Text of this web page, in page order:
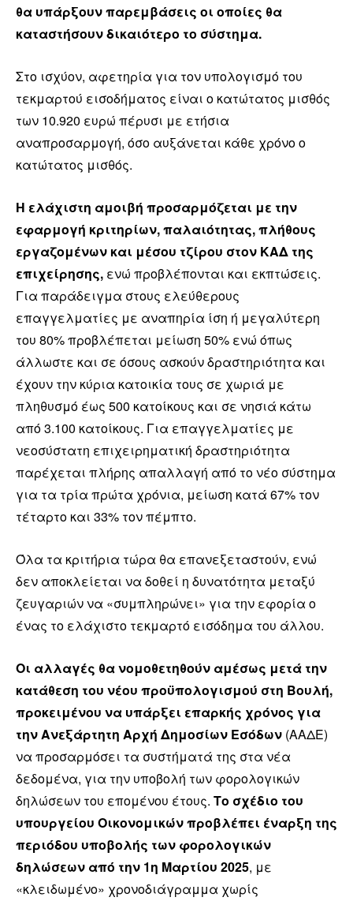
θα υπάρξουν παρεμβάσεις οι οποίες θα
καταστήσουν δικαιότερο το σύστημα.
Στο ισχύον, αφετηρία για τον υπολογισμό του
τεκμαρτού εισοδήματος είναι ο κατώτατος μισθός
των 10.920 ευρώ πέρυσι με ετήσια
αναπροσαρμογή, όσο αυξάνεται κάθε χρόνο ο
κατώτατος μισθός.
Η ελάχιστη αμοιβή προσαρμόζεται με την
εφαρμογή κριτηρίων, παλαιότητας, πλήθους
εργαζομένων και μέσου τζίρου στον ΚΑΔ της
επιχείρησης, ενώ προβλέπονται και εκπτώσεις.
Για παράδειγμα στους ελεύθερους
επαγγελματίες με αναπηρία ίση ή μεγαλύτερη
του 80% προβλέπεται μείωση 50% ενώ όπως
άλλωστε και σε όσους ασκούν δραστηριότητα και
έχουν την κύρια κατοικία τους σε χωριά με
πληθυσμό έως 500 κατοίκους και σε νησιά κάτω
από 3.100 κατοίκους. Για επαγγελματίες με
νεοσύστατη επιχειρηματική δραστηριότητα
παρέχεται πλήρης απαλλαγή από το νέο σύστημα
για τα τρία πρώτα χρόνια, μείωση κατά 67% τον
τέταρτο και 33% τον πέμπτο.
Όλα τα κριτήρια τώρα θα επανεξεταστούν, ενώ
δεν αποκλείεται να δοθεί η δυνατότητα μεταξύ
ζευγαριών να «συμπληρώνει» για την εφορία ο
ένας το ελάχιστο τεκμαρτό εισόδημα του άλλου.
Οι αλλαγές θα νομοθετηθούν αμέσως μετά την
κατάθεση του νέου προϋπολογισμού στη Βουλή,
προκειμένου να υπάρξει επαρκής χρόνος για
την Ανεξάρτητη Αρχή Δημοσίων Εσόδων (ΑΑΔΕ)
να προσαρμόσει τα συστήματά της στα νέα
δεδομένα, για την υποβολή των φορολογικών
δηλώσεων του επομένου έτους. Το σχέδιο του
υπουργείου Οικονομικών προβλέπει έναρξη της
περιόδου υποβολής των φορολογικών
δηλώσεων από την 1η Μαρτίου 2025, με
«κλειδωμένο» χρονοδιάγραμμα χωρίς